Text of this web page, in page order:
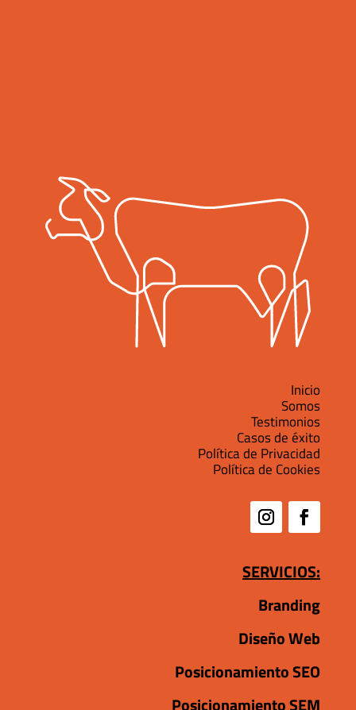
Inicio
Somos
Testimonios
Casos de éxito
Política de Privacidad
Política de Cookies
SERVICIOS:
Branding
Diseño Web
Posicionamiento SEO
Posicionamiento SEM